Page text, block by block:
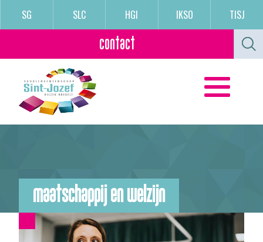
SG SLC HGI IKSO TISJ
contact
maatschappij en welzijn